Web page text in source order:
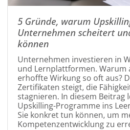
5 Gründe, warum
Unternehmen scheitert
können
Unternehmen investieren in
und Lernplattformen. Warum
erhoffte Wirkung so oft aus?
Zertifikaten steigt, die
stagnieren. In diesem Beitrag
Upskilling-Programme ins
Sie konkret tun können, um
Kompetenzentwicklung zu